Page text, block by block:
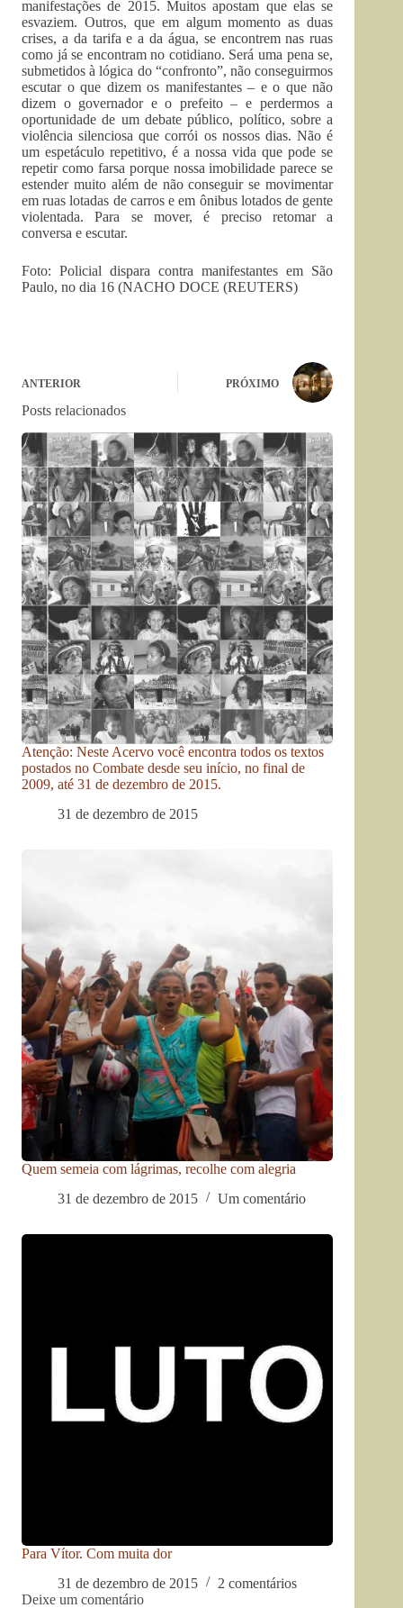
manifestações de 2015. Muitos apostam que elas se
esvaziem. Outros, que em algum momento as duas
crises, a da tarifa e a da água, se encontrem nas ruas
como já se encontram no cotidiano. Será uma pena se,
submetidos à lógica do “confronto”, não conseguirmos
escutar o que dizem os manifestantes – e o que não
dizem o governador e o prefeito – e perdermos a
oportunidade de um debate público, político, sobre a
violência silenciosa que corrói os nossos dias. Não é
um espetáculo repetitivo, é a nossa vida que pode se
repetir como farsa porque nossa imobilidade parece se
estender muito além de não conseguir se movimentar
em ruas lotadas de carros e em ônibus lotados de gente
violentada. Para se mover, é preciso retomar a
conversa e escutar.
Foto: Policial dispara contra manifestantes em São
Paulo, no dia 16 (NACHO DOCE (REUTERS)
ANTERIOR PRÓXIMO
Posts relacionados
Atenção: Neste Acervo você encontra todos os textos
postados no Combate desde seu início, no final de
2009, até 31 de dezembro de 2015.
31 de dezembro de 2015
Quem semeia com lágrimas, recolhe com alegria
31 de dezembro de 2015
Um comentário
Para Vítor. Com muita dor
31 de dezembro de 2015
2 comentários
Deixe um comentário